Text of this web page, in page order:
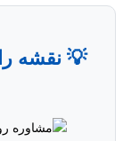
💡 نقشه